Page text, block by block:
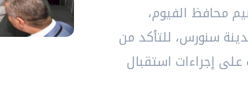
محافظ الفيوم،
سنورس، للتأكد من
إجراءات استقبال